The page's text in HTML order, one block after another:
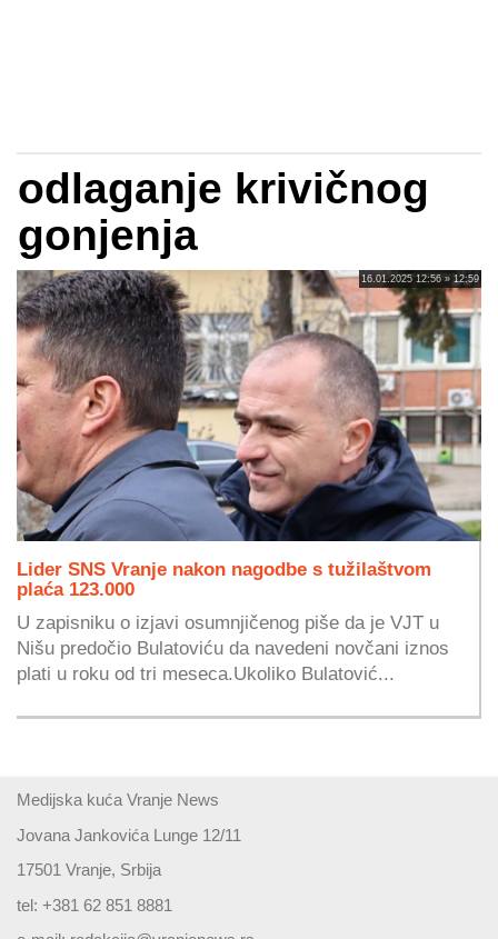
odlaganje krivičnog
gonjenja
16.01.2025 12:56 » 12:59
Lider SNS Vranje nakon nagodbe s tužilaštvom
plaća 123.000
U zapisniku o izjavi osumnjičenog piše da je VJT u
Nišu predočio Bulatoviću da navedeni novčani iznos
plati u roku od tri meseca.Ukoliko Bulatović...
Medijska kuća Vranje News
Jovana Jankovića Lunge 12/11
17501 Vranje, Srbija
tel: +381 62 851 8881